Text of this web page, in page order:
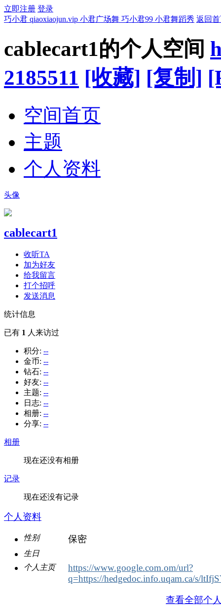
立即注册 登录
巧小君 qiaoxiaojun.vip 小君广场舞 巧小君99 小君舞蹈秀 返回
cablecart1的个人空间
2185511 [收藏] [复制]
空间首页
主题
个人资料
头像
cablecart1
收听TA
加为好友
给我留言
打个招呼
发送消息
统计信息
已有 1 人来访过
积分: --
金币: --
钻石: --
好友: --
主题: --
日志: --
相册: --
分享: --
相册
现在还没有相册
记录
现在还没有记录
个人资料
性别 保密
生日
个人主页
https://www.google.com.om/url?
q=https://hedgedoc.info.uqam.ca/s/
查看全部个